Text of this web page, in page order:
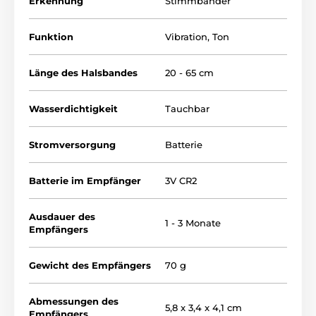
Bellenerkennung
Funktion Vibration, Ton
Länge des Halsbandes 20 - 65 cm
Wasserdichtigkeit Tauchbar
Stromversorgung Batterie
Batterie im Empfänger 3V CR2
Ausdauer des
Empfängers
1 - 3 Monate
Gewicht des Empfängers 70 g
Abmessungen des
5,8 x 3,4 x 4,1 cm